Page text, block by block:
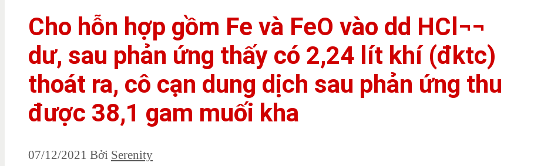
Cho hỗn hợp gồm Fe và FeO vào dd HCl¬¬
dư, sau phản ứng thấy có 2,24 lít khí (đktc)
thoát ra, cô cạn dung dịch sau phản ứng thu
được 38,1 gam muối kha
07/12/2021 Bởi Serenity